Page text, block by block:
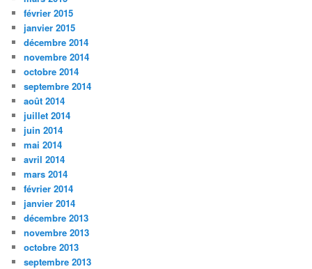
février 2015
janvier 2015
décembre 2014
novembre 2014
octobre 2014
septembre 2014
août 2014
juillet 2014
juin 2014
mai 2014
avril 2014
mars 2014
février 2014
janvier 2014
décembre 2013
novembre 2013
octobre 2013
septembre 2013